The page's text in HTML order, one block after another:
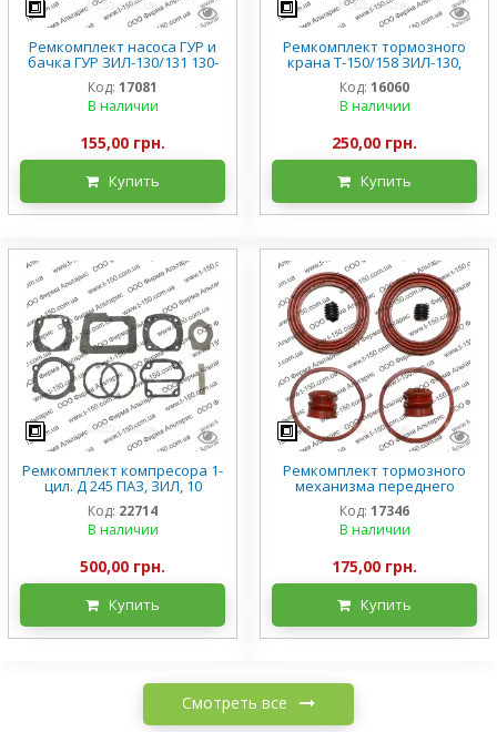
Ремкомплект насоса ГУР и
бачка ГУР ЗИЛ-130/131 130-
Код: 17081
В наличии
155,00 грн.
Купить
Ремкомплект тормозного
крана Т-150/158 ЗИЛ-130,
Код: 16060
В наличии
250,00 грн.
Купить
Ремкомплект компресора 1-
цил. Д 245 ПАЗ, ЗИЛ, 10
наименований, А29.05.000
Код: 22714
В наличии
500,00 грн.
Купить
Ремкомплект тормозного
механизма переднего
колеса (суппорта) ЗИЛ-5301
Бычок, силикон
Код: 17346
В наличии
175,00 грн.
Купить
Смотреть все